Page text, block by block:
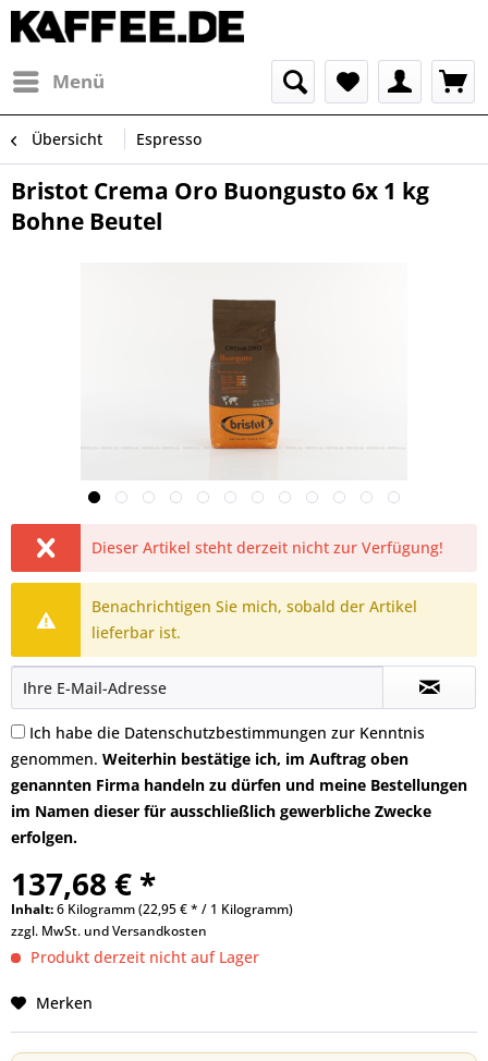
Menü
Übersicht Espresso
Bristot Crema Oro Buongusto 6x 1 kg
Bohne Beutel
Dieser Artikel steht derzeit nicht zur Verfügung!
Benachrichtigen Sie mich, sobald der Artikel
lieferbar ist.
Ich habe die Datenschutzbestimmungen zur Kenntnis
genommen. Weiterhin bestätige ich, im Auftrag oben
genannten Firma handeln zu dürfen und meine Bestellungen
im Namen dieser für ausschließlich gewerbliche Zwecke
erfolgen.
137,68 € *
Inhalt:6 Kilogramm (22,95 € * / 1 Kilogramm)
zzgl. MwSt. undVersandkosten
Produkt derzeit nicht auf Lager
Merken